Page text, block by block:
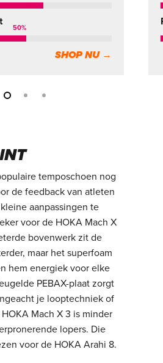
50%
SHOP NU →
temposchoen nog
de feedback van atleten
aanpassingen te
voor de HOKA Mach X
bovenwerk zit de
maar het superfoam
hem energiek voor elke
PEBAX-plaat zorgt
je looptechniek of
Mach X 3 is minder
lopers. Die
voor de HOKA Arahi 8.